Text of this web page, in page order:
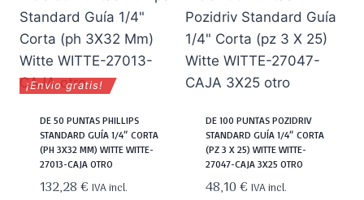
¡Envio gratis!
DE 50 PUNTAS PHILLIPS
STANDARD GUÍA 1/4″ CORTA
(PH 3X32 MM) WITTE WITTE-
27013-CAJA OTRO
132,28€ IVA incl.
DE 100 PUNTAS POZIDRIV
STANDARD GUÍA 1/4″ CORTA
(PZ 3 X 25) WITTE WITTE-
27047-CAJA 3X25 OTRO
48,10€ IVA incl.